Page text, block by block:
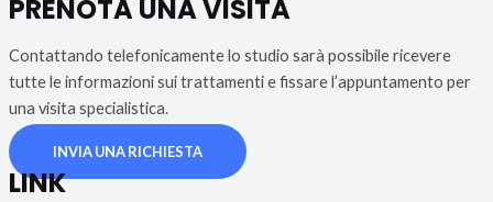
PRENOTA UNA VISITA
Contattando telefonicamente lo studio sarà possibile ricevere
tutte le informazioni sui trattamenti e fissare l’appuntamento per
una visita specialistica.​
INVIA UNA RICHIESTA
LINK